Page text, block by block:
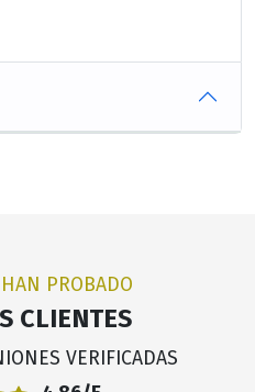
PROBADO
CLIENTES
VERIFICADAS